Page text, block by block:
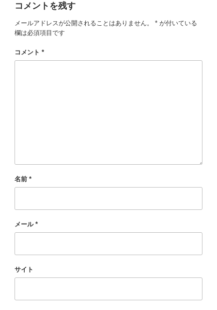
ー
コメントを残す
メールアドレスが公開されることはありません。 * が付いている
欄は必須項目です
コメント *
名前 *
メール *
サイト